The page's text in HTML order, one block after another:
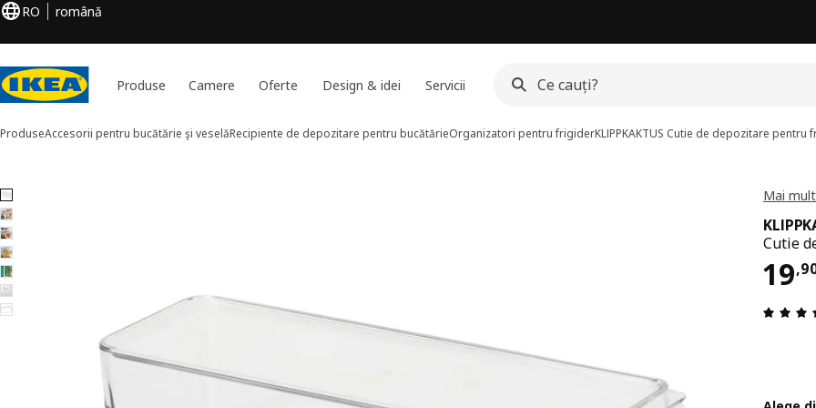
RO română
Produse Camere Oferte Design & idei Servicii
ProduseAccesorii pentru bucătărie şi veselăRecipiente de depozitare pentru bucătărieOrganizatori pentru frigiderKLIPPKAKTUS Cutie de depozitare pentru
7 KLIPPKAKTUS imagini
imaginile Mai
Cutie
19,